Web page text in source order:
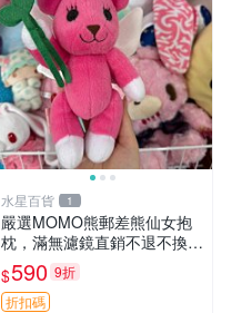
水星百貨 1
嚴選MOMO熊郵差熊仙女抱
枕，滿無濾鏡直銷不退不換
經典造型可愛必備 紅薯啵啵
間抱枕 抱枕 時尚
$590 9折
折扣碼